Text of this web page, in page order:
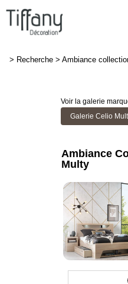
> Recherche > Ambiance
Voir la galerie
Galerie Celio
Ambiance
Multy